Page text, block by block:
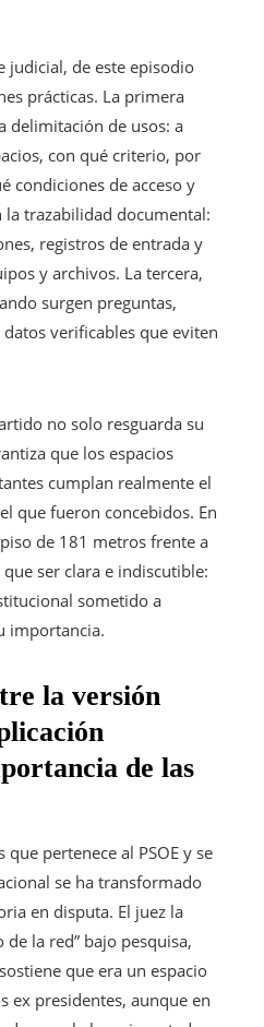
judicial, de este episodio
prácticas. La primera
delimitación de usos: a
con qué criterio, por
condiciones de acceso y
la trazabilidad documental:
registros de entrada y
y archivos. La tercera,
surgen preguntas,
verificables que eviten
no solo resguarda su
que los espacios
cumplan realmente el
que fueron concebidos. En
de 181 metros frente a
ser clara e indiscutible:
sometido a
importancia.
la versión
de las
pertenece al PSOE y se
se ha transformado
en disputa. El juez la
la red” bajo pesquisa,
que era un espacio
ex presidentes, aunque en